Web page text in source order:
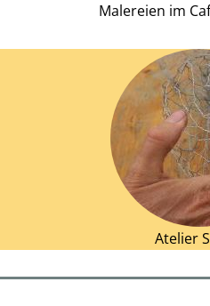
Malereien im
Atelier